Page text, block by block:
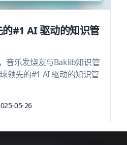
#1 AI 驱动的知识管
音乐发烧友与Baklib知识管
领先的#1 AI 驱动的知识管
05-26